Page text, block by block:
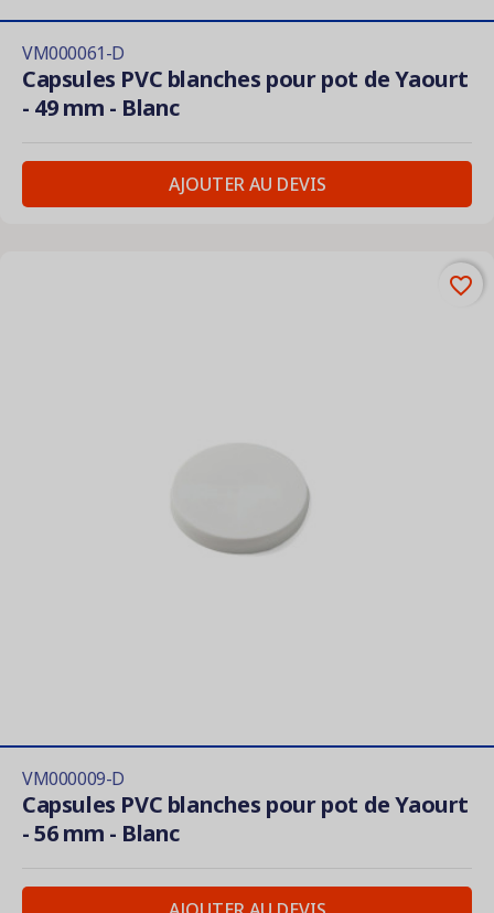
VM000061-D
Capsules PVC blanches pour pot de Yaourt
- 49 mm - Blanc
AJOUTER AU DEVIS
VM000009-D
Capsules PVC blanches pour pot de Yaourt
- 56 mm - Blanc
favorite_border